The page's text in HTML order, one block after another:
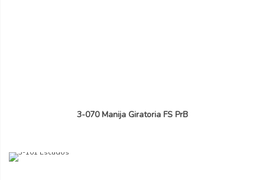
3-070 Manija Giratoria FS PrB